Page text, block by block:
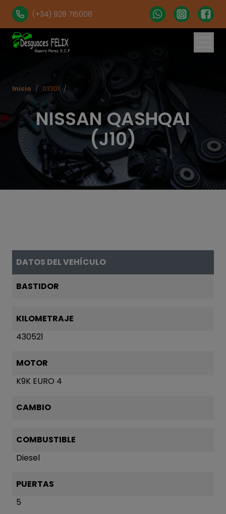
(+34) 928 715008
NISSAN QASHQAI
(J10)
Inicio / 03301 /
DATOS DEL VEHÍCULO
BASTIDOR
KILOMETRAJE
430521
MOTOR
K9K EURO 4
CAMBIO
COMBUSTIBLE
Diesel
PUERTAS
5